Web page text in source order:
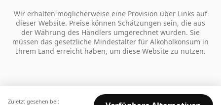
Zuletzt gesehen bei:
Wir erhalten möglicherweise eine Provision über Links auf
dieser Website. Preise können Schätzungen sein, die aus
der Währung des Händlers umgerechnet wurden. Sie
müssen das gesetzliche Mindestalter für Alkoholkonsum in
Ihrem Land erreicht haben, um diese Website zu nutzen.